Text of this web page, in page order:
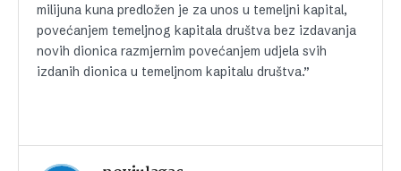
milijuna kuna predložen je za unos u temeljni kapital,
povećanjem temeljnog kapitala društva bez izdavanja
novih dionica razmjernim povećanjem udjela svih
izdanih dionica u temeljnom kapitalu društva.”